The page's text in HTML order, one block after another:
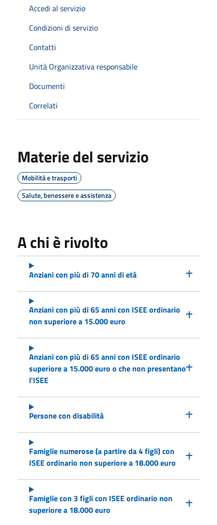
Accedi al servizio
Condizioni di servizio
Contatti
Unità Organizzativa responsabile
Documenti
Correlati
Materie del servizio
Mobilità e trasporti
Salute, benessere e assistenza
A chi è rivolto
Anziani con più di 70 anni di età
Anziani con più di 65 anni con ISEE ordinario
non superiore a 15.000 euro
Anziani con più di 65 anni con ISEE ordinario
superiore a 15.000 euro o che non presentano
l'ISEE
Persone con disabilità
Famiglie numerose (a partire da 4 figli) con
ISEE ordinario non superiore a 18.000 euro
Famiglie con 3 figli con ISEE ordinario non
superiore a 18.000 euro